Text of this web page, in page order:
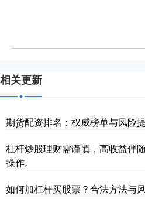
相关更新
期货配资排名：权威榜单与风险
杠杆炒股理财需谨慎，高收益伴
操作。
如何加杠杆买股票？合法方法与